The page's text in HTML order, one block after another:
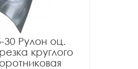
Рулон оц.
круглого